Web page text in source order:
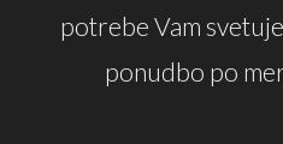
potrebe Vam
ponudbo po